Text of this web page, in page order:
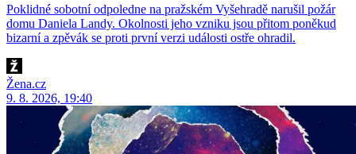
Poklidné sobotní odpoledne na pražském Vyšehradě narušil požár
domu Daniela Landy. Okolnosti jeho vzniku jsou přitom poněkud
bizarní a zpěvák se proti první verzi události ostře ohradil.
Žena.cz
9. 8. 2026, 19:40